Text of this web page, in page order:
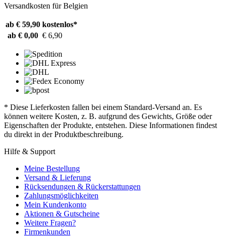
Versandkosten für Belgien
ab € 59,90 kostenlos*
ab € 0,00 € 6,90
* Diese Lieferkosten fallen bei einem Standard-Versand an. Es
können weitere Kosten, z. B. aufgrund des Gewichts, Größe oder
Eigenschaften der Produkte, entstehen. Diese Informationen findest
du direkt in der Produktbeschreibung.
Hilfe & Support
Meine Bestellung
Versand & Lieferung
Rücksendungen & Rückerstattungen
Zahlungsmöglichkeiten
Mein Kundenkonto
Aktionen & Gutscheine
Weitere Fragen?
Firmenkunden